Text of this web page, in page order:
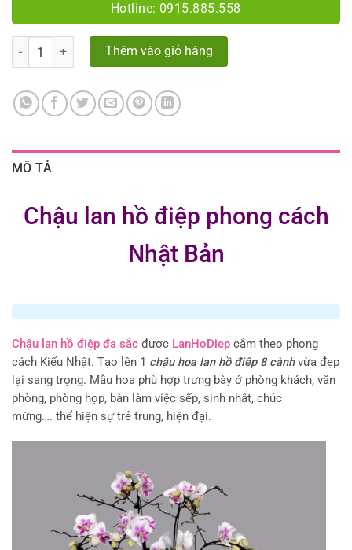
Hotline: 0915.885.558
Số lượng Thêm vào giỏ hàng
MÔ TẢ
Chậu lan hồ điệp phong cách
Nhật Bản
Chậu lan hồ điệp đa sắc được LanHoDiep cắm theo phong
cách Kiểu Nhật. Tạo lên 1 chậu hoa lan hồ điệp 8 cànhvừa đẹp
lại sang trọng. Mẫu hoa phù hợp trưng bày ở phòng khách, văn
phòng, phòng họp, bàn làm việc sếp, sinh nhật, chúc
mừng…. thể hiện sự trẻ trung, hiện đại.